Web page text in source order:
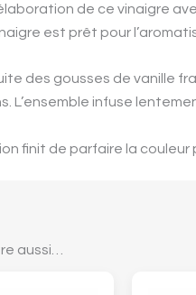
de ce vinaigre
est prêt pour
des gousses de vanille
L’ensemble infuse
finit de parfaire la
aussi…